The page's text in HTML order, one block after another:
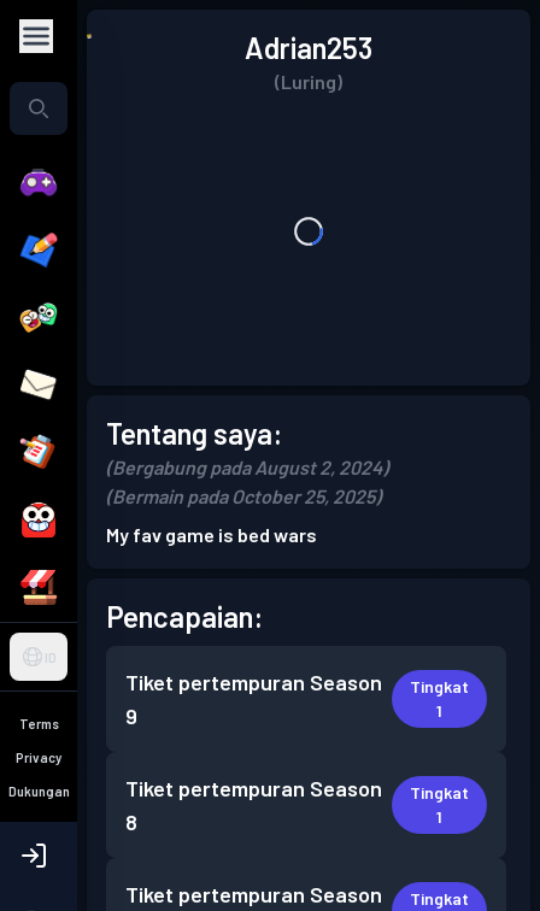
ID
Terms
Privacy
Dukungan
Adrian253
(Luring)
Tentang saya:
(Bergabung pada August 2, 2024)
(Bermain pada October 25, 2025)
My fav game is bed wars
Pencapaian:
Tiket pertempuran Season
9
Tingkat
1
Tiket pertempuran Season
8
Tingkat
1
Tiket pertempuran Season
Tingkat